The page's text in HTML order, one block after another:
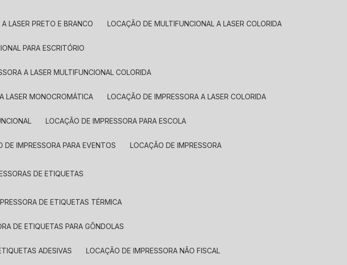
LASER PRETO E BRANCO LOCAÇÃO DE MULTIFUNCIONAL A LASER COLORIDA
PARA ESCRITÓRIO
A LASER MULTIFUNCIONAL COLORIDA
LASER MONOCROMÁTICA LOCAÇÃO DE IMPRESSORA A LASER COLORIDA
LOCAÇÃO DE IMPRESSORA PARA ESCOLA
DE IMPRESSORA PARA EVENTOS LOCAÇÃO DE IMPRESSORA
DE ETIQUETAS
DE ETIQUETAS TÉRMICA
DE ETIQUETAS PARA GÔNDOLAS
ADESIVAS LOCAÇÃO DE IMPRESSORA NÃO FISCAL